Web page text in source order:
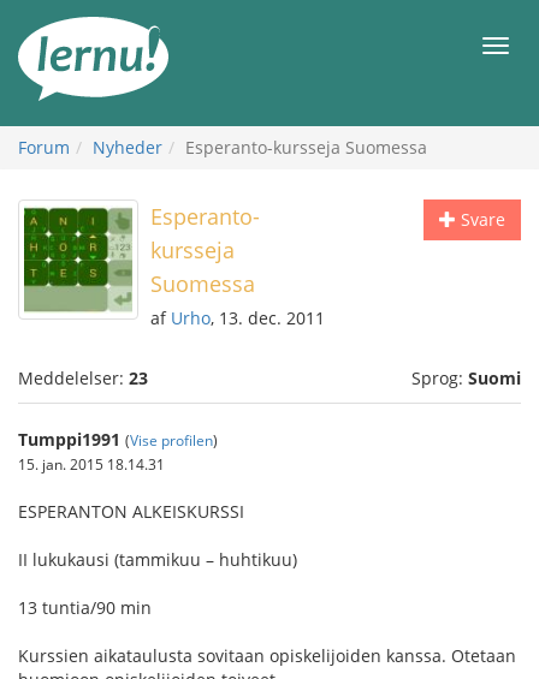
indholdet
Forum Nyheder Esperanto-kursseja Suomessa
Svare
Esperanto-
kursseja
Suomessa
af Urho, 13. dec. 2011
Meddelelser: 23 Sprog: Suomi
Tumppi1991 (Vise profilen)
15. jan. 2015 18.14.31
ESPERANTON ALKEISKURSSI
II lukukausi (tammikuu – huhtikuu)
13 tuntia/90 min
Kurssien aikataulusta sovitaan opiskelijoiden kanssa. Otetaan